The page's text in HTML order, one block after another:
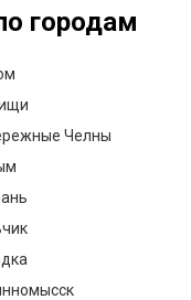
городам
Челны